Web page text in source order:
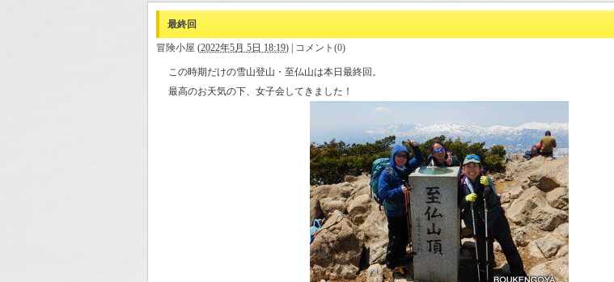
最終回
冒険小屋 (2022年5月 5日 18:19) コメント(0)
この時期だけの雪山登山・至仏山は本日最終回。
最高のお天気の下、女子会してきました！